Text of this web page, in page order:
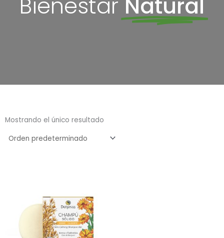
Bienestar Natural
Mostrando el único resultado